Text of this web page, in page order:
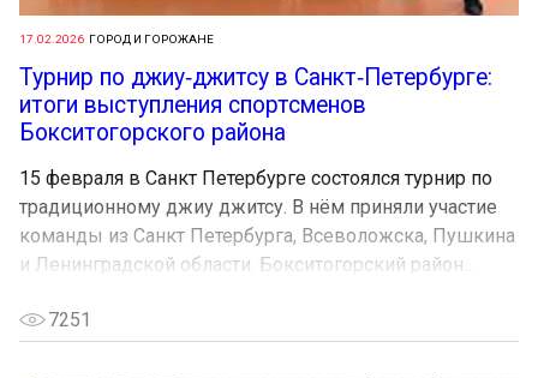
17.02.2026 ГОРОД И ГОРОЖАНЕ
Турнир по джиу‑джитсу в Санкт‑Петербурге:
итоги выступления спортсменов
Бокситогорского района
15 февраля в Санкт Петербурге состоялся турнир по
традиционному джиу джитсу. В нём приняли участие
команды из Санкт Петербурга, Всеволожска, Пушкина
и Ленинградской области. Бокситогорский район...
7251